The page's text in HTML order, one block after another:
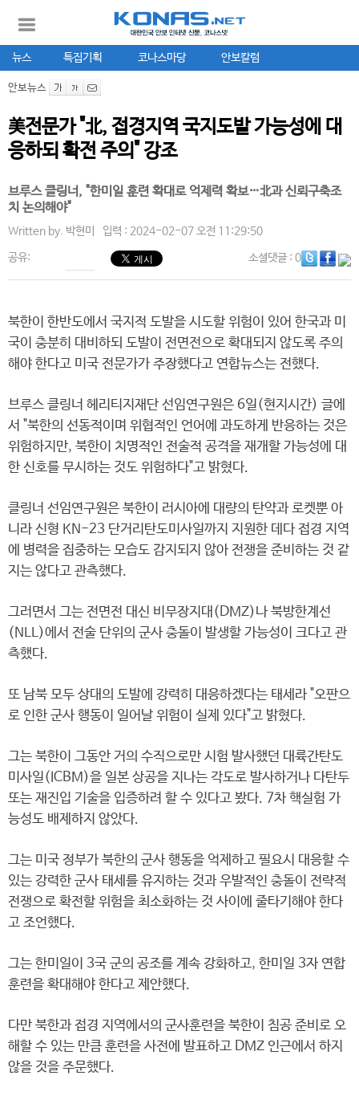
뉴스 특집기획 코나스마당 안보칼럼
안보뉴스
美전문가 "北, 접경지역 국지도발 가능성에 대
응하되 확전 주의" 강조
브루스 클링너, "한미일 훈련 확대로 억제력 확보…北과 신뢰구축조
치 논의해야"
Written by. 박현미 입력 : 2024-02-07 오전 11:29:50
공유: 소셜댓글: 0
북한이 한반도에서 국지적 도발을 시도할 위험이 있어 한국과 미
국이 충분히 대비하되 도발이 전면전으로 확대되지 않도록 주의
해야 한다고 미국 전문가가 주장했다고 연합뉴스는 전했다.
브루스 클링너 헤리티지재단 선임연구원은 6일(현지시간) 글에
서 "북한의 선동적이며 위협적인 언어에 과도하게 반응하는 것은
위험하지만, 북한이 치명적인 전술적 공격을 재개할 가능성에 대
한 신호를 무시하는 것도 위험하다"고 밝혔다.
클링너 선임연구원은 북한이 러시아에 대량의 탄약과 로켓뿐 아
니라 신형 KN-23 단거리탄도미사일까지 지원한 데다 접경 지역
에 병력을 집중하는 모습도 감지되지 않아 전쟁을 준비하는 것 같
지는 않다고 관측했다.
그러면서 그는 전면전 대신 비무장지대(DMZ)나 북방한계선
(NLL)에서 전술 단위의 군사 충돌이 발생할 가능성이 크다고 관
측했다.
또 남북 모두 상대의 도발에 강력히 대응하겠다는 태세라 "오판으
로 인한 군사 행동이 일어날 위험이 실제 있다"고 밝혔다.
그는 북한이 그동안 거의 수직으로만 시험 발사했던 대륙간탄도
미사일(ICBM)을 일본 상공을 지나는 각도로 발사하거나 다탄두
또는 재진입 기술을 입증하려 할 수 있다고 봤다. 7차 핵실험 가
능성도 배제하지 않았다.
그는 미국 정부가 북한의 군사 행동을 억제하고 필요시 대응할 수
있는 강력한 군사 태세를 유지하는 것과 우발적인 충돌이 전략적
전쟁으로 확전할 위험을 최소화하는 것 사이에 줄타기해야 한다
고 조언했다.
그는 한미일이 3국 군의 공조를 계속 강화하고, 한미일 3자 연합
훈련을 확대해야 한다고 제안했다.
다만 북한과 접경 지역에서의 군사훈련을 북한이 침공 준비로 오
해할 수 있는 만큼 훈련을 사전에 발표하고 DMZ 인근에서 하지
않을 것을 주문했다.